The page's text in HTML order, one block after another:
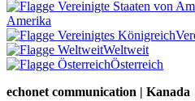
Amerika
Weltweit
Österreich
echonet communication | Kanada